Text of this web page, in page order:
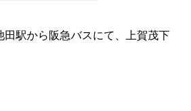
田駅から阪急バスにて、上賀茂下